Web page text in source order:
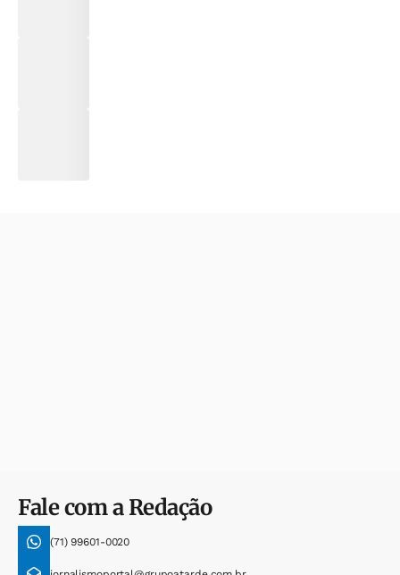
Fale com a Redação
(71) 99601-0020